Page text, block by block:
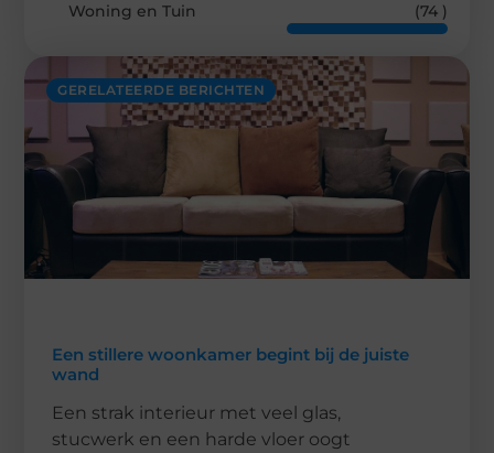
GERELATEERDE BERICHTEN
Een stillere woonkamer begint bij de juiste
wand
Een strak interieur met veel glas,
stucwerk en een harde vloer oogt
Woning en Tuin
(74 )